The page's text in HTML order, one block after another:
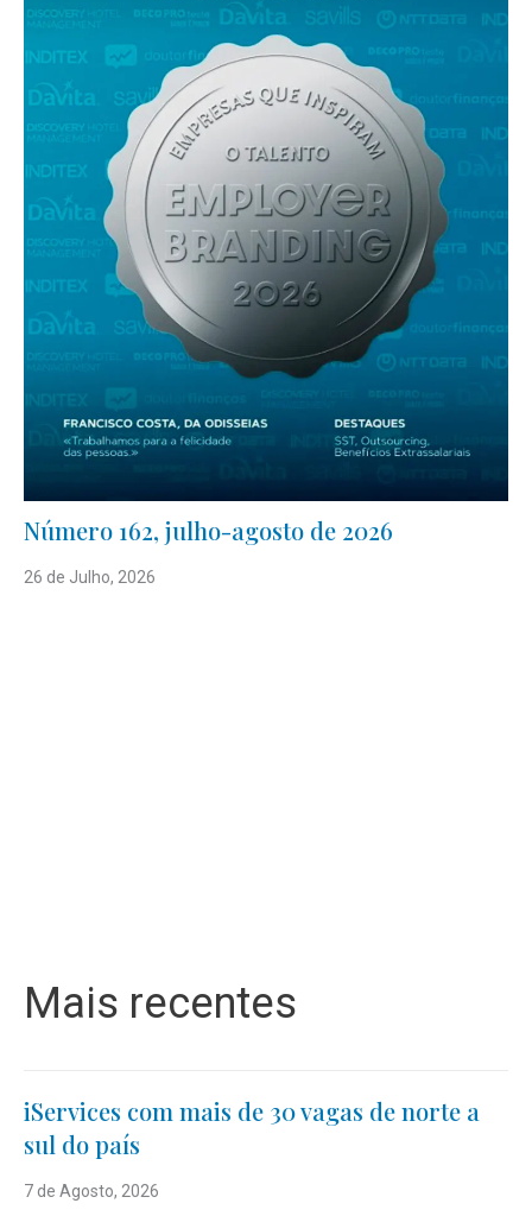
Número 162, julho-agosto de 2026
26 de Julho, 2026
Mais recentes
iServices com mais de 30 vagas de norte a
sul do país
7 de Agosto, 2026